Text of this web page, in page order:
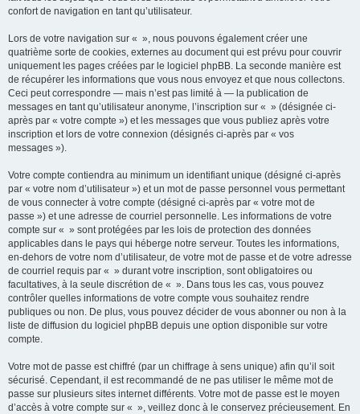
confort de navigation en tant qu’utilisateur.
Lors de votre navigation sur « », nous pouvons également créer une
quatrième sorte de cookies, externes au document qui est prévu pour couvrir
uniquement les pages créées par le logiciel phpBB. La seconde manière est
de récupérer les informations que vous nous envoyez et que nous collectons.
Ceci peut correspondre — mais n’est pas limité à — la publication de
messages en tant qu’utilisateur anonyme, l’inscription sur « » (désignée ci-
après par « votre compte ») et les messages que vous publiez après votre
inscription et lors de votre connexion (désignés ci-après par « vos
messages »).
Votre compte contiendra au minimum un identifiant unique (désigné ci-après
par « votre nom d’utilisateur ») et un mot de passe personnel vous permettant
de vous connecter à votre compte (désigné ci-après par « votre mot de
passe ») et une adresse de courriel personnelle. Les informations de votre
compte sur « » sont protégées par les lois de protection des données
applicables dans le pays qui héberge notre serveur. Toutes les informations,
en-dehors de votre nom d’utilisateur, de votre mot de passe et de votre adresse
de courriel requis par « » durant votre inscription, sont obligatoires ou
facultatives, à la seule discrétion de « ». Dans tous les cas, vous pouvez
contrôler quelles informations de votre compte vous souhaitez rendre
publiques ou non. De plus, vous pouvez décider de vous abonner ou non à la
liste de diffusion du logiciel phpBB depuis une option disponible sur votre
compte.
Votre mot de passe est chiffré (par un chiffrage à sens unique) afin qu’il soit
sécurisé. Cependant, il est recommandé de ne pas utiliser le même mot de
passe sur plusieurs sites internet différents. Votre mot de passe est le moyen
d’accès à votre compte sur « », veillez donc à le conservez précieusement. En